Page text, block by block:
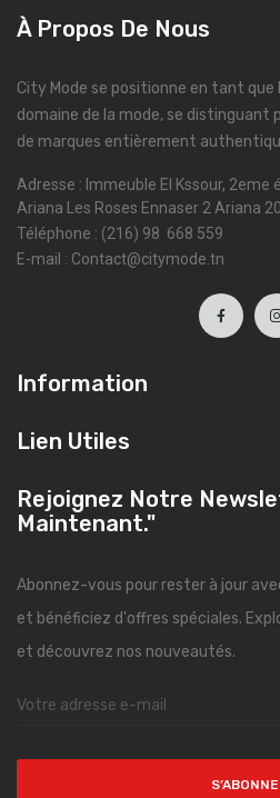
À Propos De Nous
City Mode se positionne en tant que
domaine de la mode, se distinguant
de marques entièrement
Adresse : Immeuble El Kssour, 2eme
Ariana Les Roses Ennaser 2 Ariana
Téléphone : (216) 98 668 559
E-mail : Contact@citymode.tn
Information
Lien Utiles
Rejoignez Notre
Maintenant."
Abonnez-vous pour rester à jour
et bénéficiez d'offres spéciales.
et découvrez nos nouveautés.